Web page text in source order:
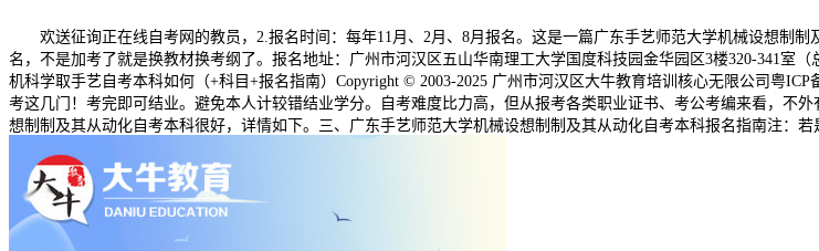
欢送征询正在线自考网的教员，2.报名时间：每年11月、2月、8月报名。这是一篇广东手艺师范大学机械设想制制
名，不是加考了就是换教材换考纲了。报名地址：广州市河汉区五山华南理工大学国度科技园金华园区3楼320-341室
机科学取手艺自考本科如何（+科目+报名指南）Copyright © 2003-2025 广州市河汉区大牛教育培训核心无限公司粤
考这几门！考完即可结业。避免本人计较错结业学分。自考难度比力高，但从报考各类职业证书、考公考编来看，不
想制制及其从动化自考本科很好，详情如下。三、广东手艺师范大学机械设想制制及其从动化自考本科报名指南注：